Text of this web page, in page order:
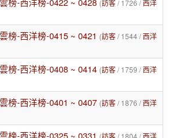
(訪客/ 1726 /西洋
榜-西洋榜-0415 ~ 0421 (訪客/ 1544 /西洋
榜-西洋榜-0408 ~ 0414 (訪客/ 1759 /西洋
榜-西洋榜-0401 ~ 0407 (訪客/ 1876 /西洋
榜-西洋榜-0325 ~ 0331